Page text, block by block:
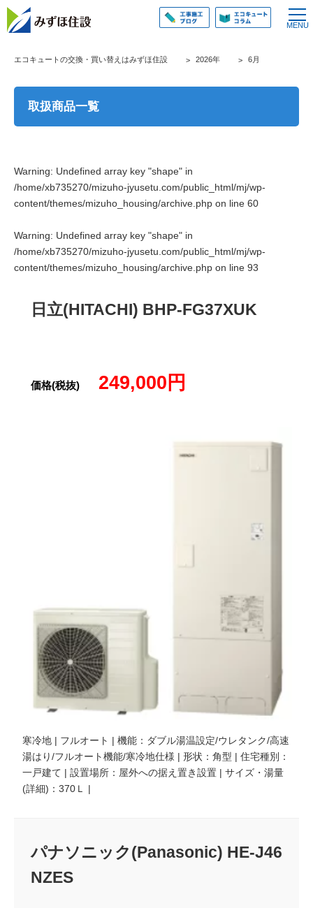
エコキュートの交換・買い替えはみずほ住設 2026年 6月
取扱商品一覧
Warning: Undefined array key "shape" in
/home/xb735270/mizuho-jyusetu.com/public_html/mj/wp-
content/themes/mizuho_housing/archive.php on line 60
Warning: Undefined array key "shape" in
/home/xb735270/mizuho-jyusetu.com/public_html/mj/wp-
content/themes/mizuho_housing/archive.php on line 93
日立(HITACHI) BHP-FG37XUK
価格(税抜)249,000円
寒冷地 | フルオート | 機能：ダブル湯温設定/ウレタンク/高速
湯はり/フルオート機能/寒冷地仕様 | 形状：角型 | 住宅種別：
一戸建て | 設置場所：屋外への据え置き設置 | サイズ・湯量
(詳細)：370Ｌ |
パナソニック(Panasonic) HE-J46
NZES